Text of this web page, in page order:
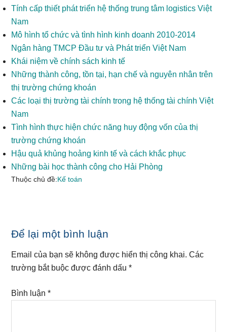
Tính cấp thiết phát triển hệ thống trung tâm logistics Việt
Nam
Mô hình tổ chức và tình hình kinh doanh 2010-2014
Ngân hàng TMCP Đầu tư và Phát triển Việt Nam
Khái niệm về chính sách kinh tế
Những thành công, tồn tại, hạn chế và nguyên nhân trên
thị trường chứng khoán
Các loại thị trường tài chính trong hệ thống tài chính Việt
Nam
Tình hình thực hiện chức năng huy động vốn của thị
trường chứng khoán
Hậu quả khủng hoảng kinh tế và cách khắc phục
Những bài học thành công cho Hải Phòng
Thuộc chủ đề:Kế toán
Reader
Interactions
Để lại một bình luận
Email của bạn sẽ không được hiển thị công khai. Các
trường bắt buộc được đánh dấu*
Bình luận*